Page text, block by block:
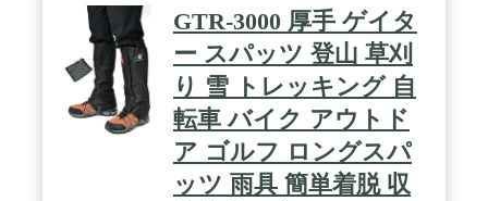
GTR-3000 厚手 ゲイタ
ー スパッツ 登山 草刈
り 雪 トレッキング 自
転車 バイク アウトド
ア ゴルフ ロングスパ
ッツ 雨具 簡単着脱 収